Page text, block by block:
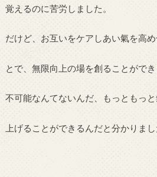
覚えるのに苦労しました。
だけど、お互いをケアしあい氣を高め
とで、無限向上の場を創ることができ
不可能なんてないんだ、もっともっ
上げることができるんだと分かりまし